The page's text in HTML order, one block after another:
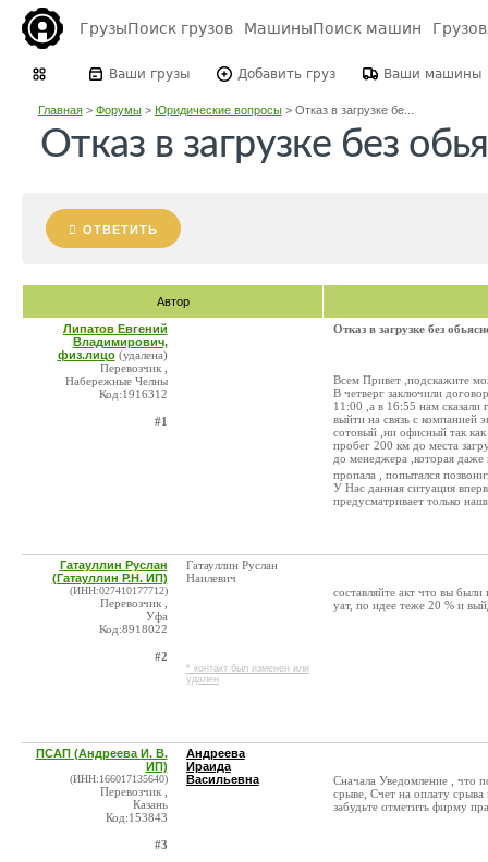
ГрузыПоиск грузов МашиныПоиск машин
Ваши грузы Добавить груз Ваши машины
Главная> Форумы> Юридические вопросы> Отказ в загрузке бе...
Отказ в загрузке без
ОТВЕТИТЬ
Автор
Липатов Евгений
Владимирович,
физ.лицо (удалена)
Перевозчик ,
Набережные Челны
Код:1916312
#1
Отказ в загрузке без
Всем Привет ,подскажите
В четверг заключили
11:00 ,а в 16:55 нам сказали
выйти на связь с компанией
сотовый ,ни офисный так
пробег 200 км до места
до менеджера ,которая даже
пропала , попытался
У Нас данная ситуация
предусматривает только
Гатауллин Руслан
(Гатауллин Р.Н. ИП)
(ИНН:027410177712)
Перевозчик ,
Уфа
Код:8918022
#2
Гатауллин Руслан
Наилевич
* контакт был изменен или
удален
составляйте акт что вы
уат, по идее теже 20 % и
ПСАП (Андреева И. В.
ИП)
(ИНН:166017135640)
Перевозчик ,
Казань
Код:153843
#3
Андреева
Ираида
Васильевна
Сначала Уведомление , что
срыве, Счет на оплату
забудьте отметить фирму